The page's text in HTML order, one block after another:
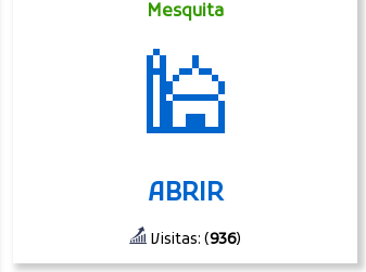
Mesquita
🕌
ABRIR
Visitas: (936)